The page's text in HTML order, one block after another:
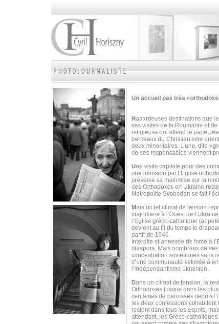
Un accueil pas très
H asardeuses destinations que
ses visites de la Roumanie et
religieuse qui attend le pape
berceaux du Christianisme
deux minoritaires. L’une, dite
de ses responsables viennent
Une visite capitale pour des
une intrusion par l’Eglise
préserve sa mainmise sur la
des Orthodoxes en Ukraine
Métropolite Svobodan se fait
Mais un tel climat de tension
majoritaire à l’Ouest de
l’Eglise gréco-catholique
devient au fil du temps le
partir de 1946.
Interdite et annexée de force à
diaspora. Mais nombreux de
concentration soviétiques sans
d’une communauté estimée à
l’indépendantisme ukrainien.
Dans un climat de tension, la
Orthodoxes jusque dans les
centaines de paroisses depuis
les deux confessions
restent dans tous les esprits,
attendant, les Gréco-